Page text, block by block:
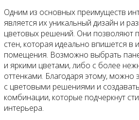
Одним из основных преимуществ
является их уникальный дизайн и
цветовых решений. Они позволяют
стен, которая идеально впишется в
помещения. Возможно выбрать
и яркими цветами, либо с более
оттенками. Благодаря этому, можно
с цветовыми решениями и
комбинации, которые подчеркнут
интерьера.